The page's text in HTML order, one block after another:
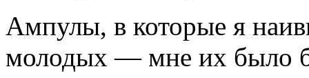
Ампулы, в которые я
молодых — мне их было